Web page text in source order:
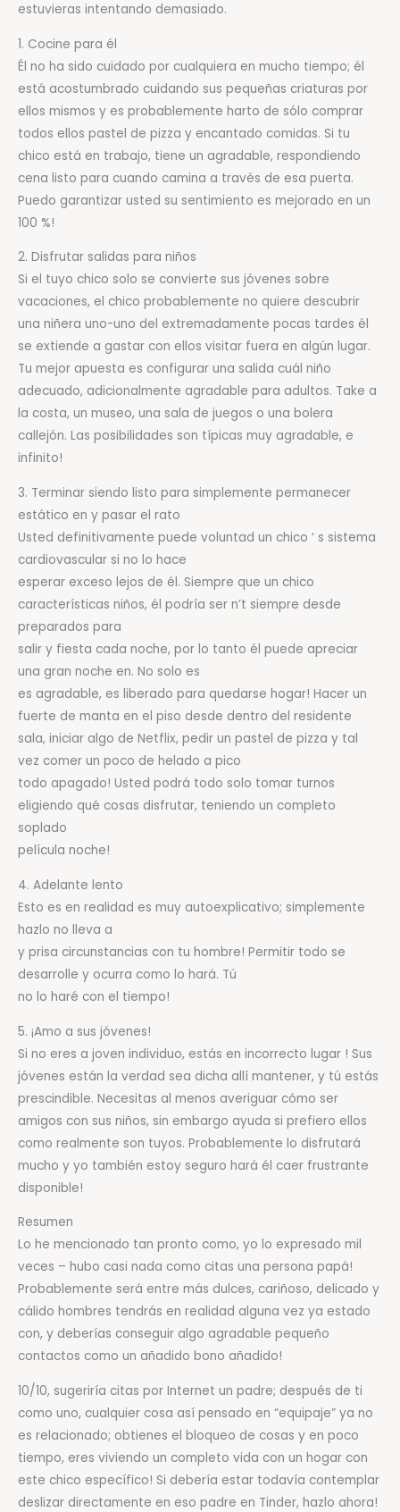
estuvieras intentando demasiado.
1. Cocine para él
Él no ha sido cuidado por cualquiera en mucho tiempo; él
está acostumbrado cuidando sus pequeñas criaturas por
ellos mismos y es probablemente harto de sólo comprar
todos ellos pastel de pizza y encantado comidas. Si tu
chico está en trabajo, tiene un agradable, respondiendo
cena listo para cuando camina a través de esa puerta.
Puedo garantizar usted su sentimiento es mejorado en un
100 %!
2. Disfrutar salidas para niños
Si el tuyo chico solo se convierte sus jóvenes sobre
vacaciones, el chico probablemente no quiere descubrir
una niñera uno-uno del extremadamente pocas tardes él
se extiende a gastar con ellos visitar fuera en algún lugar.
Tu mejor apuesta es configurar una salida cuál niño
adecuado, adicionalmente agradable para adultos. Take a
la costa, un museo, una sala de juegos o una bolera
callejón. Las posibilidades son típicas muy agradable, e
infinito!
3. Terminar siendo listo para simplemente permanecer
estático en y pasar el rato
Usted definitivamente puede voluntad un chico ‘ s sistema
cardiovascular si no lo hace
esperar exceso lejos de él. Siempre que un chico
características niños, él podría ser n’t siempre desde
preparados para
salir y fiesta cada noche, por lo tanto él puede apreciar
una gran noche en. No solo es
es agradable, es liberado para quedarse hogar! Hacer un
fuerte de manta en el piso desde dentro del residente
sala, iniciar algo de Netflix, pedir un pastel de pizza y tal
vez comer un poco de helado a pico
todo apagado! Usted podrá todo solo tomar turnos
eligiendo qué cosas disfrutar, teniendo un completo
soplado
película noche!
4. Adelante lento
Esto es en realidad es muy autoexplicativo; simplemente
hazlo no lleva a
y prisa circunstancias con tu hombre! Permitir todo se
desarrolle y ocurra como lo hará. Tú
no lo haré con el tiempo!
5. ¡Amo a sus jóvenes!
Si no eres a joven individuo, estás en incorrecto lugar ! Sus
jóvenes están la verdad sea dicha allí mantener, y tú estás
prescindible. Necesitas al menos averiguar cómo ser
amigos con sus niños, sin embargo ayuda si prefiero ellos
como realmente son tuyos. Probablemente lo disfrutará
mucho y yo también estoy seguro hará él caer frustrante
disponible!
Resumen
Lo he mencionado tan pronto como, yo lo expresado mil
veces – hubo casi nada como citas una persona papá!
Probablemente será entre más dulces, cariñoso, delicado y
cálido hombres tendrás en realidad alguna vez ya estado
con, y deberías conseguir algo agradable pequeño
contactos como un añadido bono añadido!
10/10, sugeriría citas por Internet un padre; después de ti
como uno, cualquier cosa así pensado en “equipaje” ya no
es relacionado; obtienes el bloqueo de cosas y en poco
tiempo, eres viviendo un completo vida con un hogar con
este chico específico! Si debería estar todavía contemplar
deslizar directamente en eso padre en Tinder, hazlo ahora!